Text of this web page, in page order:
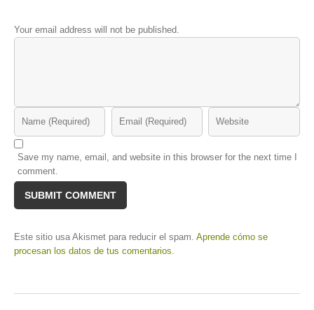
Your email address will not be published.
Save my name, email, and website in this browser for the next time I
comment.
Este sitio usa Akismet para reducir el spam. Aprende cómo se
procesan los datos de tus comentarios.